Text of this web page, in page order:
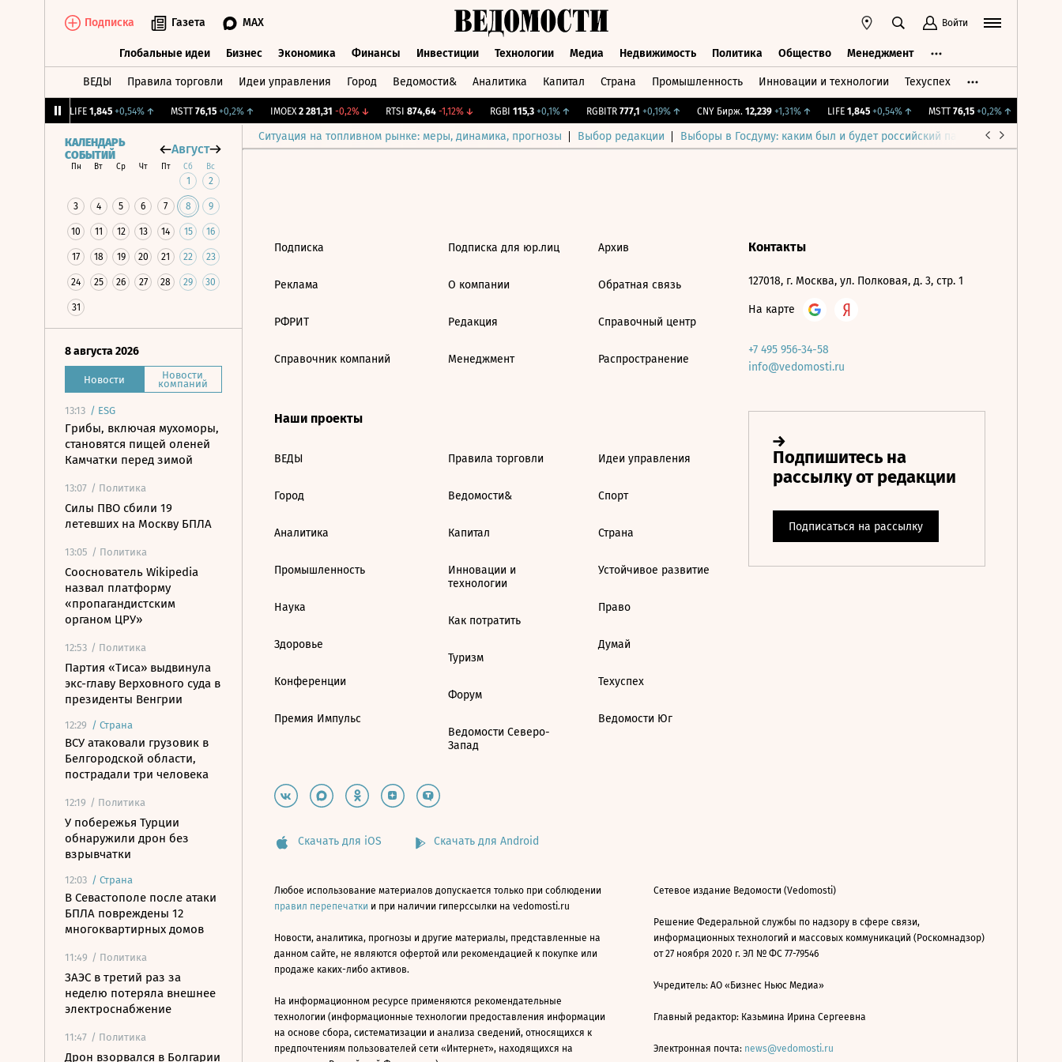
Подписка Газета MAX Войти
Глобальные идеи Бизнес Экономика Финансы Инвестиции Технологии Медиа Недвижимость Политика Общество Менеджмент
ВЕДЫ Правила торговли Идеи управления Город Ведомости& Аналитика Капитал Страна Промышленность Инновации и технологии Техуспех
LIFE 1,845 +0,54%↑ MSTT 76,15 +0,2%↑ IMOEX 2 281,31 -0,2%↓ RTSI 874,64 -1,12%↓ RGBI 115,3 +0,1%↑ RGBITR 777,1 +0,19%↑ CNY Бирж. 12,239 +1,31%↑ LIFE 1,845 +0,54%↑ MSTT 76,15 +0,2%↑
Ситуация на топливном рынке: меры, динамика, прогнозы Выбор редакции Выборы в Госдуму: каким был и будет российский парламент
КАЛЕНДАРЬ
СОБЫТИЙ
Август
Пн Вт Ср Чт Пт Сб Вс
1 2
3 4 5 6 7 8 9
10 11 12 13 14 15 16
17 18 19 20 21 22 23
24 25 26 27 28 29 30
31
8 августа 2026
Новости Новости
компаний
13:13 / ESG
Грибы, включая мухоморы,
становятся пищей оленей
Камчатки перед зимой
13:07 / Политика
Силы ПВО сбили 19
летевших на Москву БПЛА
13:05 / Политика
Сооснователь Wikipedia
назвал платформу
«пропагандистским
органом ЦРУ»
12:53 / Политика
Партия «Тиса» выдвинула
экс-главу Верховного суда в
президенты Венгрии
12:29 / Страна
ВСУ атаковали грузовик в
Белгородской области,
пострадали три человека
12:19 / Политика
У побережья Турции
обнаружили дрон без
взрывчатки
12:03 / Страна
В Севастополе после атаки
БПЛА повреждены 12
многоквартирных домов
11:49 / Политика
ЗАЭС в третий раз за
неделю потеряла внешнее
электроснабжение
11:47 / Политика
Дрон взорвался в Болгарии
Подписка
Реклама
РФРИТ
Справочник компаний
Подписка для юр.лиц
О компании
Редакция
Менеджмент
Архив
Обратная связь
Справочный центр
Распространение
Наши проекты
ВЕДЫ
Город
Аналитика
Промышленность
Наука
Здоровье
Конференции
Премия Импульс
Правила торговли
Ведомости&
Капитал
Инновации и
технологии
Как потратить
Туризм
Форум
Ведомости Северо-
Запад
Идеи управления
Спорт
Страна
Устойчивое развитие
Право
Думай
Техуспех
Ведомости Юг
Контакты
127018, г. Москва, ул. Полковая, д. 3, стр. 1
На карте
+7 495 956-34-58
info@vedomosti.ru
Скачать для iOS Скачать для Android
Любое использование материалов допускается только при соблюдении
правил перепечатки и при наличии гиперссылки на vedomosti.ru
Новости, аналитика, прогнозы и другие материалы, представленные на
данном сайте, не являются офертой или рекомендацией к покупке или
продаже каких-либо активов.
На информационном ресурсе применяются рекомендательные
технологии (информационные технологии предоставления информации
на основе сбора, систематизации и анализа сведений, относящихся к
предпочтениям пользователей сети «Интернет», находящихся на
Сетевое издание Ведомости (Vedomosti)
Решение Федеральной службы по надзору в сфере связи,
информационных технологий и массовых коммуникаций (Роскомнадзор)
от 27 ноября 2020 г. ЭЛ № ФС 77-79546
Учредитель: АО «Бизнес Ньюс Медиа»
Главный редактор: Казьмина Ирина Сергеевна
Электронная почта: news@vedomosti.ru